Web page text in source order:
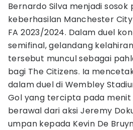
Bernardo Silva menjadi
keberhasilan Manchester
FA 2023/2024. Dalam duel
semifinal, gelandang
tersebut muncul sebagai
bagi The Citizens. Ia
dalam duel di Wembley
Gol yang tercipta pada
berawal dari aksi Jeremy
umpan kepada Kevin De